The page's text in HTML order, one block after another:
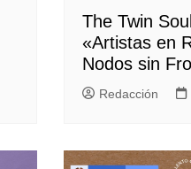
The Twin
«Artistas en
Nodos sin
Redacción